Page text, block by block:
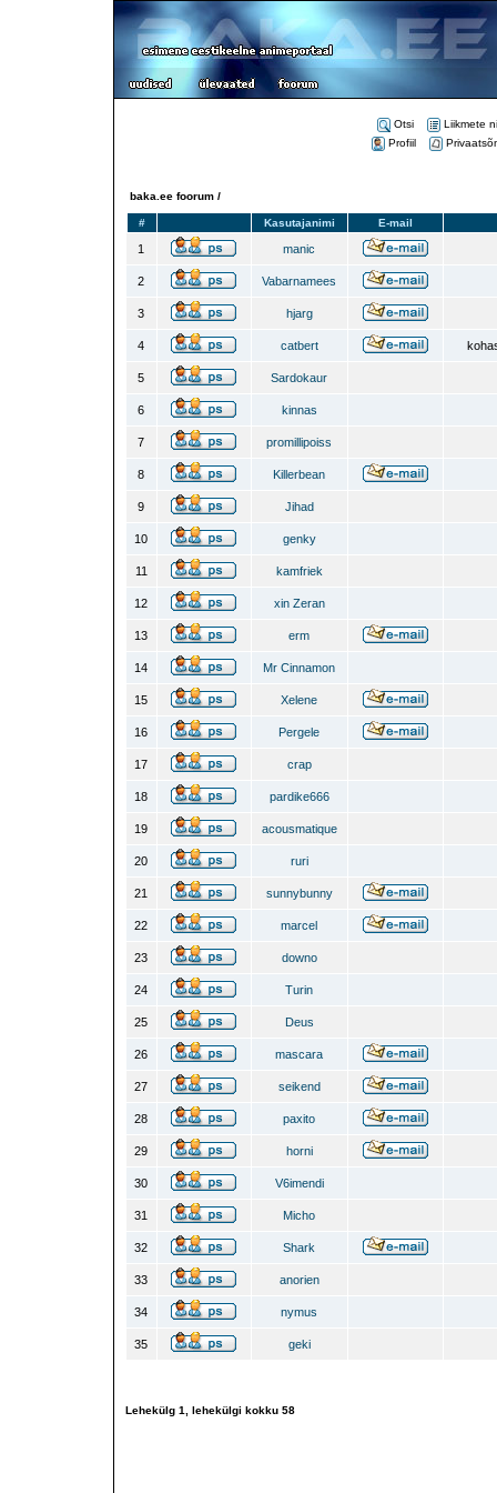
Otsi
Liikmete
Profiil
baka.ee foorum /
# Kasutajanimi E-mail
1 manic
2 Vabarnamees
3 hjarg
4 catbert
5 Sardokaur
6 kinnas
7 promillipoiss
8 Killerbean
9 Jihad
10 genky
11 kamfriek
12 xin Zeran
13 erm
14 Mr Cinnamon
15 Xelene
16 Pergele
17 crap
18 pardike666
19 acousmatique
20 ruri
21 sunnybunny
22 marcel
23 downo
24 Turin
25 Deus
26 mascara
27 seikend
28 paxito
29 horni
30 V6imendi
31 Micho
32 Shark
33 anorien
34 nymus
35 geki
Lehekülg 1 , lehekülgi kokku 58